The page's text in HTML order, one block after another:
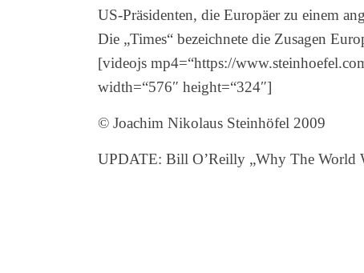
US-Präsidenten, die Europäer zu einem
Die „Times“ bezeichnete die Zusagen
[videojs mp4=“https://
width=“576″ height=“324″]
© Joachim Nikolaus Steinhöfel 2009
UPDATE: Bill O’Reilly „Why The